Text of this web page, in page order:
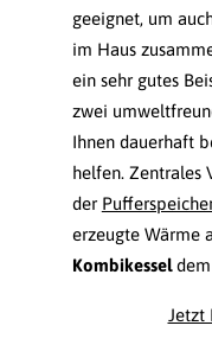
geeignet, um
im Haus
ein sehr gutes
zwei
Ihnen dauerhaft
helfen. Zentrales
der
erzeugte Wärme
Kombikesseldem
Jetzt